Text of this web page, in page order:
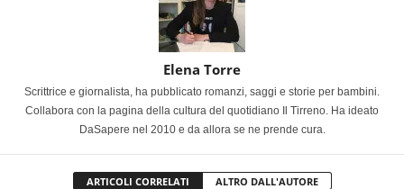
Elena Torre
Scrittrice e giornalista, ha pubblicato romanzi, saggi e storie per bambini.
Collabora con la pagina della cultura del quotidiano Il Tirreno. Ha ideato
DaSapere nel 2010 e da allora se ne prende cura.
ARTICOLI CORRELATI ALTRO DALL'AUTORE